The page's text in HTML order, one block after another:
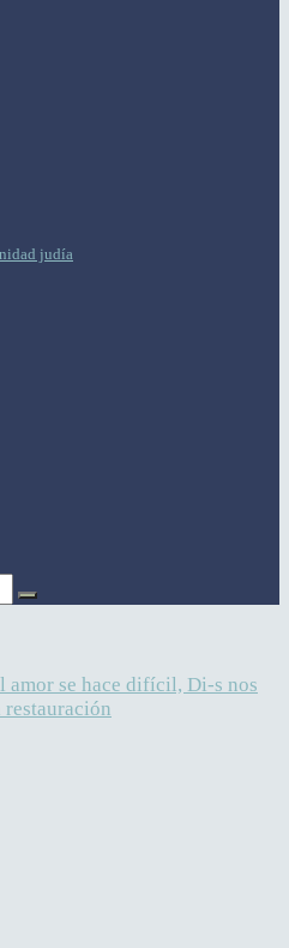
judía
amor se hace difícil, Di-s nos
restauración